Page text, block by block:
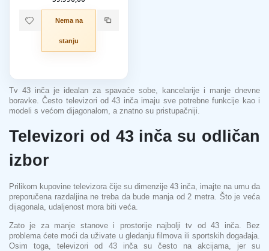
Nema na
stanju
Tv 43 inča je idealan za spavaće sobe, kancelarije i manje dnevne
boravke. Često televizori od 43 inča imaju sve potrebne funkcije kao i
modeli s većom dijagonalom, a znatno su pristupačniji.
Televizori od 43 inča su odličan
izbor
Prilikom kupovine televizora čije su dimenzije 43 inča, imajte na umu da
preporučena razdaljina ne treba da bude manja od 2 metra. Što je veća
dijagonala, udaljenost mora biti veća.
Zato je za manje stanove i prostorije najbolji tv od 43 inča. Bez
problema ćete moći da uživate u gledanju filmova ili sportskih događaja.
Osim toga, televizori od 43 inča su često na akcijama, jer su